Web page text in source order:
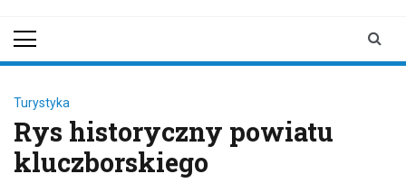
Turystyka
Rys historyczny powiatu
kluczborskiego